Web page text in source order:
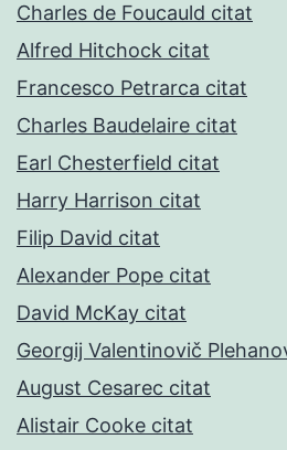
Charles de Foucauld citat
Alfred Hitchock citat
Francesco Petrarca citat
Charles Baudelaire citat
Earl Chesterfield citat
Harry Harrison citat
Filip David citat
Alexander Pope citat
David McKay citat
Georgij Valentinovič
August Cesarec citat
Alistair Cooke citat